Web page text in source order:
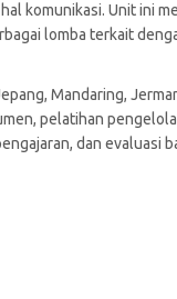
komunikasi. Unit ini
lomba terkait
Mandaring,
pelatihan
dan evaluasi